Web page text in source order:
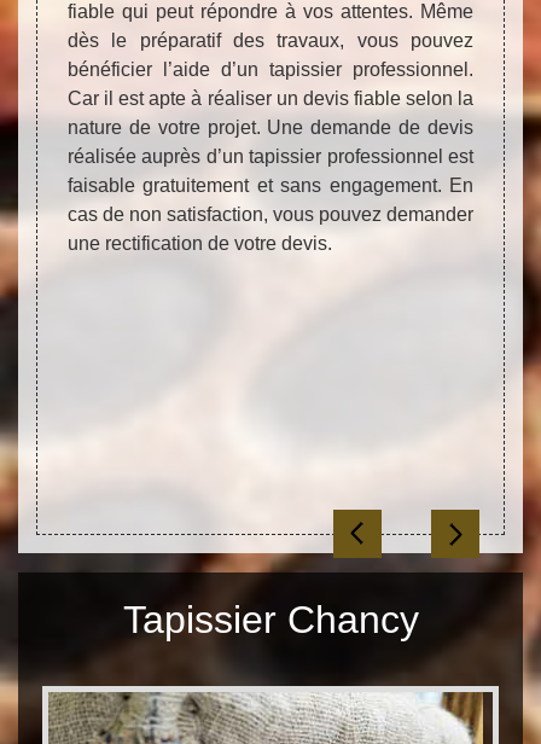
ne
le
en
à
de
ces
tous
à
ses
et
fiable qui peut répondre à vos attentes. Même
dès le préparatif des travaux, vous pouvez
bénéficier l’aide d’un tapissier professionnel.
Car il est apte à réaliser un devis fiable selon la
nature de votre projet. Une demande de devis
réalisée auprès d’un tapissier professionnel est
faisable gratuitement et sans engagement. En
cas de non satisfaction, vous pouvez demander
une rectification de votre devis.
Ne
à
pour
tous
Tapissier Chancy